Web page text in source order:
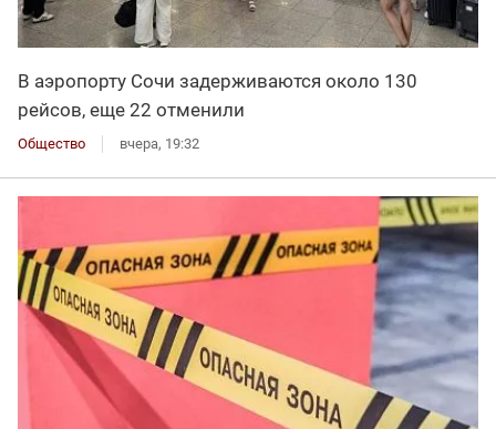
В аэропорту Сочи задерживаются около 130
рейсов, еще 22 отменили
Общество вчера, 19:32